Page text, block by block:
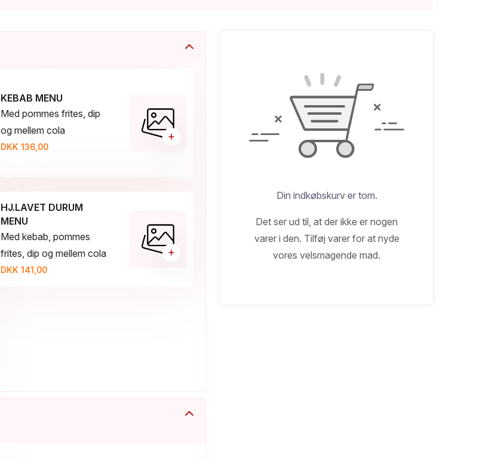
KEBAB MENU
Med pommes frites, dip
og mellem cola
DKK 136,00
+
HJ.LAVET DURUM
MENU
Med kebab, pommes
frites, dip og mellem cola
DKK 141,00
+
Din indkøbskurv er tom.
Det ser ud til, at der ikke er nogen
varer i den. Tilføj varer for at nyde
vores velsmagende mad.